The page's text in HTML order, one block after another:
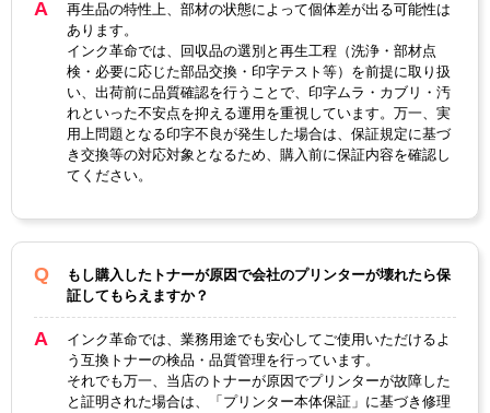
ICチップ あり
製品タイプ リサイクルトナー
再生品の特性上、部材の状態によって個体差が出る可能性は
あります。
インク革命では、回収品の選別と再生工程（洗浄・部材点
検・必要に応じた部品交換・印字テスト等）を前提に取り扱
い、出荷前に品質確認を行うことで、印字ムラ・カブリ・汚
れといった不安点を抑える運用を重視しています。万一、実
用上問題となる印字不良が発生した場合は、保証規定に基づ
き交換等の対応対象となるため、購入前に保証内容を確認し
てください。
もし購入したトナーが原因で会社のプリンターが壊れたら保
証してもらえますか？
インク革命では、業務用途でも安心してご使用いただけるよ
う互換トナーの検品・品質管理を行っています。
それでも万一、当店のトナーが原因でプリンターが故障した
と証明された場合は、「プリンター本体保証」に基づき修理